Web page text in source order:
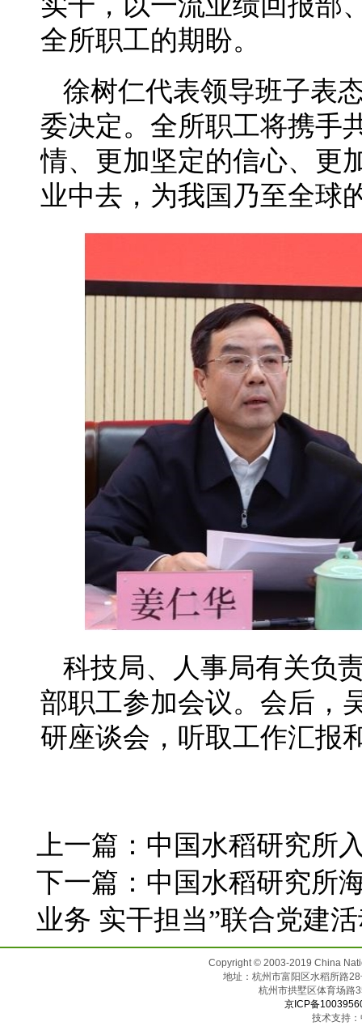
全所职工的期盼。
徐树仁代表领导班子表
委决定。全所职工将携手
情、更加坚定的信心、更
业中去，为我国乃至全球
科技局、人事局有关负
部职工参加会议。会后，
研座谈会，听取工作汇报
上一篇： 中国水稻研究所
下一篇： 中国水稻研究所
业务 实干担当”联合党建
Copyright © 2003-2019 China
地址：杭州市富阳区水稻所路
杭州市拱墅区体
京ICP备
技术支持